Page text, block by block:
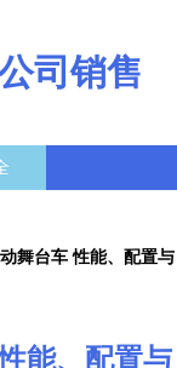
司销售
舞台车 性能、配置与
能、配置与